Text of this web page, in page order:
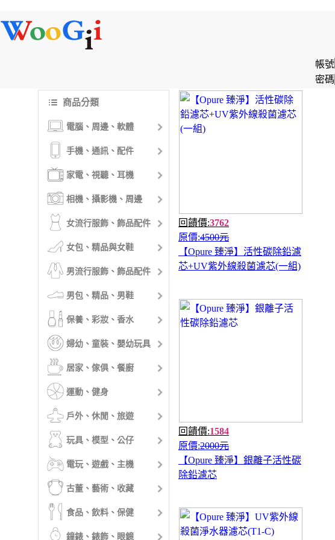
帳號
密碼
商品分類
電腦、周邊、軟體
手機、通訊、配件
家電、視聽、耳機
相機、攝影機、周邊
女流行服飾、飾品配件
女包、精品與女鞋
男流行服飾、飾品配件
男包、精品、男鞋
保養、彩妝、香水
婦幼、童裝、嬰幼玩具
居家、傢俱、餐廚
運動、健身
戶外、休閒、旅遊
玩具、模型、公仔
電玩、遊戲、主機
古董、藝術、收藏
食品、飲料、保健
鐘錶、錶飾、眼鏡
回饋價:3762
原價:4500元
【Opure 臻淨】活性碳除鉛濾
芯+UV紫外線殺菌濾芯(一組)
回饋價:1584
原價:2000元
【Opure 臻淨】銀離子活性碳
除鉛濾芯